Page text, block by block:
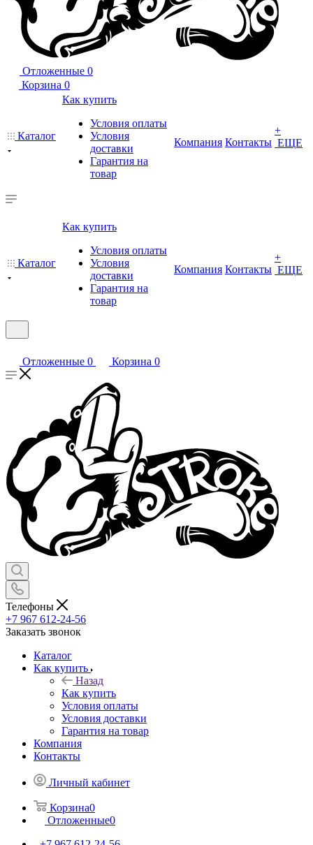
Отложенные 0
Корзина 0
Каталог
Как купить
Условия оплаты
Условия
доставки
Гарантия на
товар
Компания Контакты
+
ЕЩЕ
Каталог
Как купить
Условия оплаты
Условия
доставки
Гарантия на
товар
Компания Контакты
+
ЕЩЕ
Отложенные 0 Корзина 0
Телефоны
+7 967 612-24-56
Заказать звонок
Каталог
Как купить
Назад
Как купить
Условия оплаты
Условия доставки
Гарантия на товар
Компания
Контакты
Личный кабинет
Корзина0
Отложенные0